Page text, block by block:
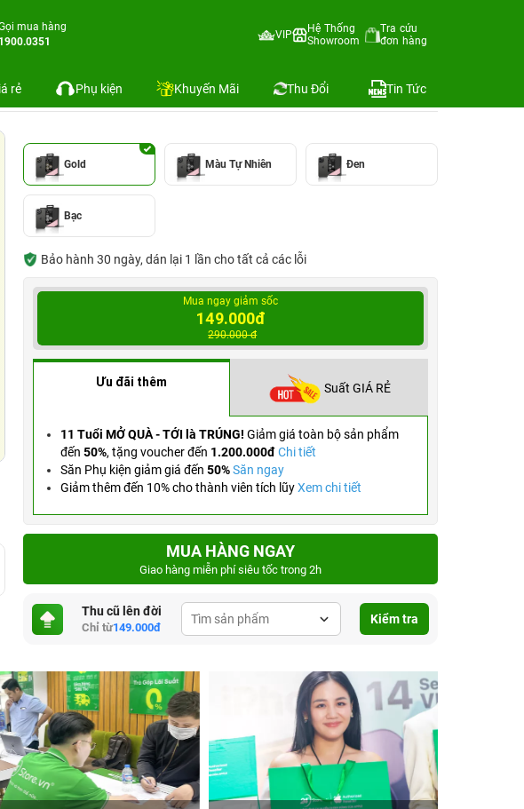
mua hàng
1900.0351
VIP
Hệ Thống
Showroom
Tra cứu
đơn hàng
rẻ Phụ kiện Khuyến Mãi Thu Đổi Tin Tức
Mipow Kingbull
Gold Màu Tự Nhiên Đen
Bạc
Bảo hành 30 ngày, dán lại 1 lần cho tất cả các lỗi
Mua ngay giảm sốc
149.000đ
290.000 đ
Ưu đãi thêm Suất GIÁ RẺ
11 Tuổi MỞ QUÀ - TỚI là TRÚNG! Giảm giá toàn bộ sản phẩm
đến 50%, tặng voucher đến 1.200.000đ Chi tiết
Săn Phụ kiện giảm giá đến 50% Săn ngay
Giảm thêm đến 10% cho thành viên tích lũyXem chi tiết
MUA HÀNG NGAY
Giao hàng miễn phí siêu tốc trong 2h
Thu cũ lên đời
Chỉ từ149.000đ
Kiểm tra